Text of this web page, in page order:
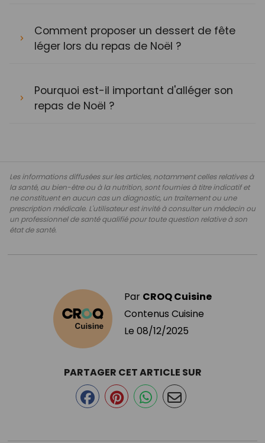
Comment proposer un dessert de fête
léger lors du repas de Noël ?
Pourquoi est-il important d'alléger son
repas de Noël ?
Les informations diffusées sur les articles, notamment celles relatives à
la santé, au bien-être ou à la nutrition, sont fournies à titre indicatif et
ne constituent en aucun cas un diagnostic, un traitement ou une
prescription médicale. L'utilisateur est invité à consulter un médecin ou
un professionnel de santé qualifié pour toute question relative à son
état de santé.
Par CROQ Cuisine
Contenus Cuisine
Le 08/12/2025
PARTAGER CET ARTICLE SUR